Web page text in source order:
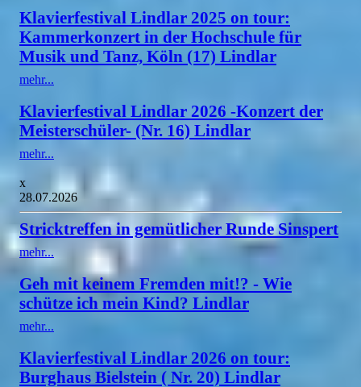
Klavierfestival Lindlar 2025 on tour:
Kammerkonzert in der Hochschule für
Musik und Tanz, Köln (17) Lindlar
mehr...
Klavierfestival Lindlar 2026 -Konzert der
Meisterschüler- (Nr. 16) Lindlar
mehr...
x
28.07.2026
Stricktreffen in gemütlicher Runde Sinspert
mehr...
Geh mit keinem Fremden mit!? - Wie
schütze ich mein Kind? Lindlar
mehr...
Klavierfestival Lindlar 2026 on tour:
Burghaus Bielstein ( Nr. 20) Lindlar